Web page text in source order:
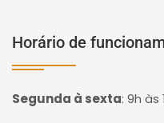
Horário de
Segunda à sexta: 9h às